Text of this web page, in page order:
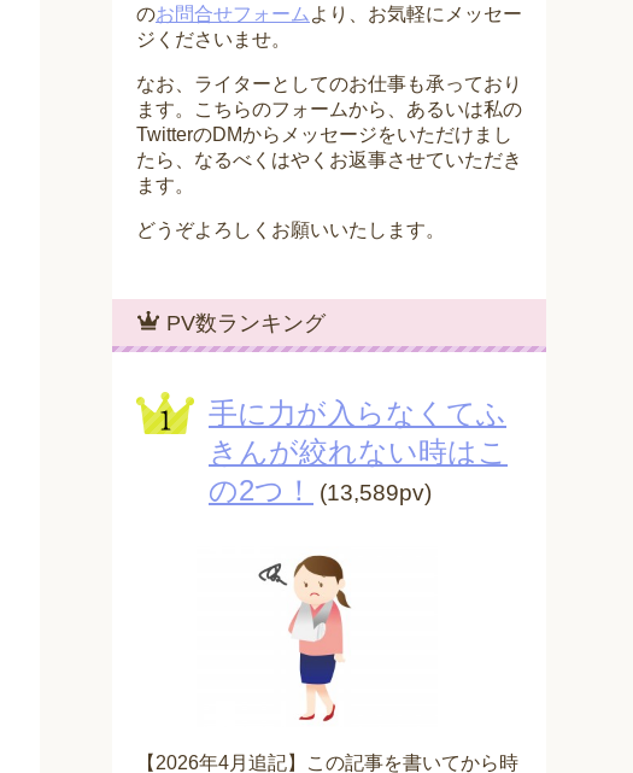
のお問合せフォーム より、お気軽にメッセー
ジくださいませ。
なお、ライターとしてのお仕事も承っており
ます。こちらのフォームから、あるいは私の
TwitterのDMからメッセージをいただけまし
たら、なるべくはやくお返事させていただき
ます。
どうぞよろしくお願いいたします。
PV数ランキング
手に力が入らなくてふ
きんが絞れない時はこ
の2つ！
(13,589pv)
【2026年4月追記】この記事を書いてから時